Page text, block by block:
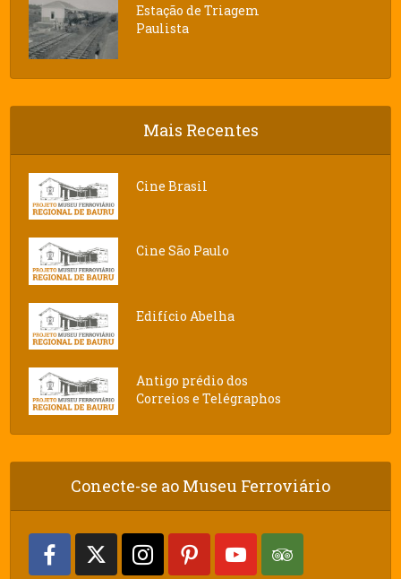
Estação de Triagem
Paulista
Mais Recentes
Cine Brasil
Cine São Paulo
Edifício Abelha
Antigo prédio dos
Correios e Telégraphos
Conecte-se ao Museu Ferroviário